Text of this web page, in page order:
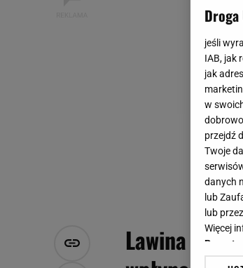
Lawina
jeśli
IAB, jak
jak
w
przejdź
Twoje
danych
lub
lub
Więcej